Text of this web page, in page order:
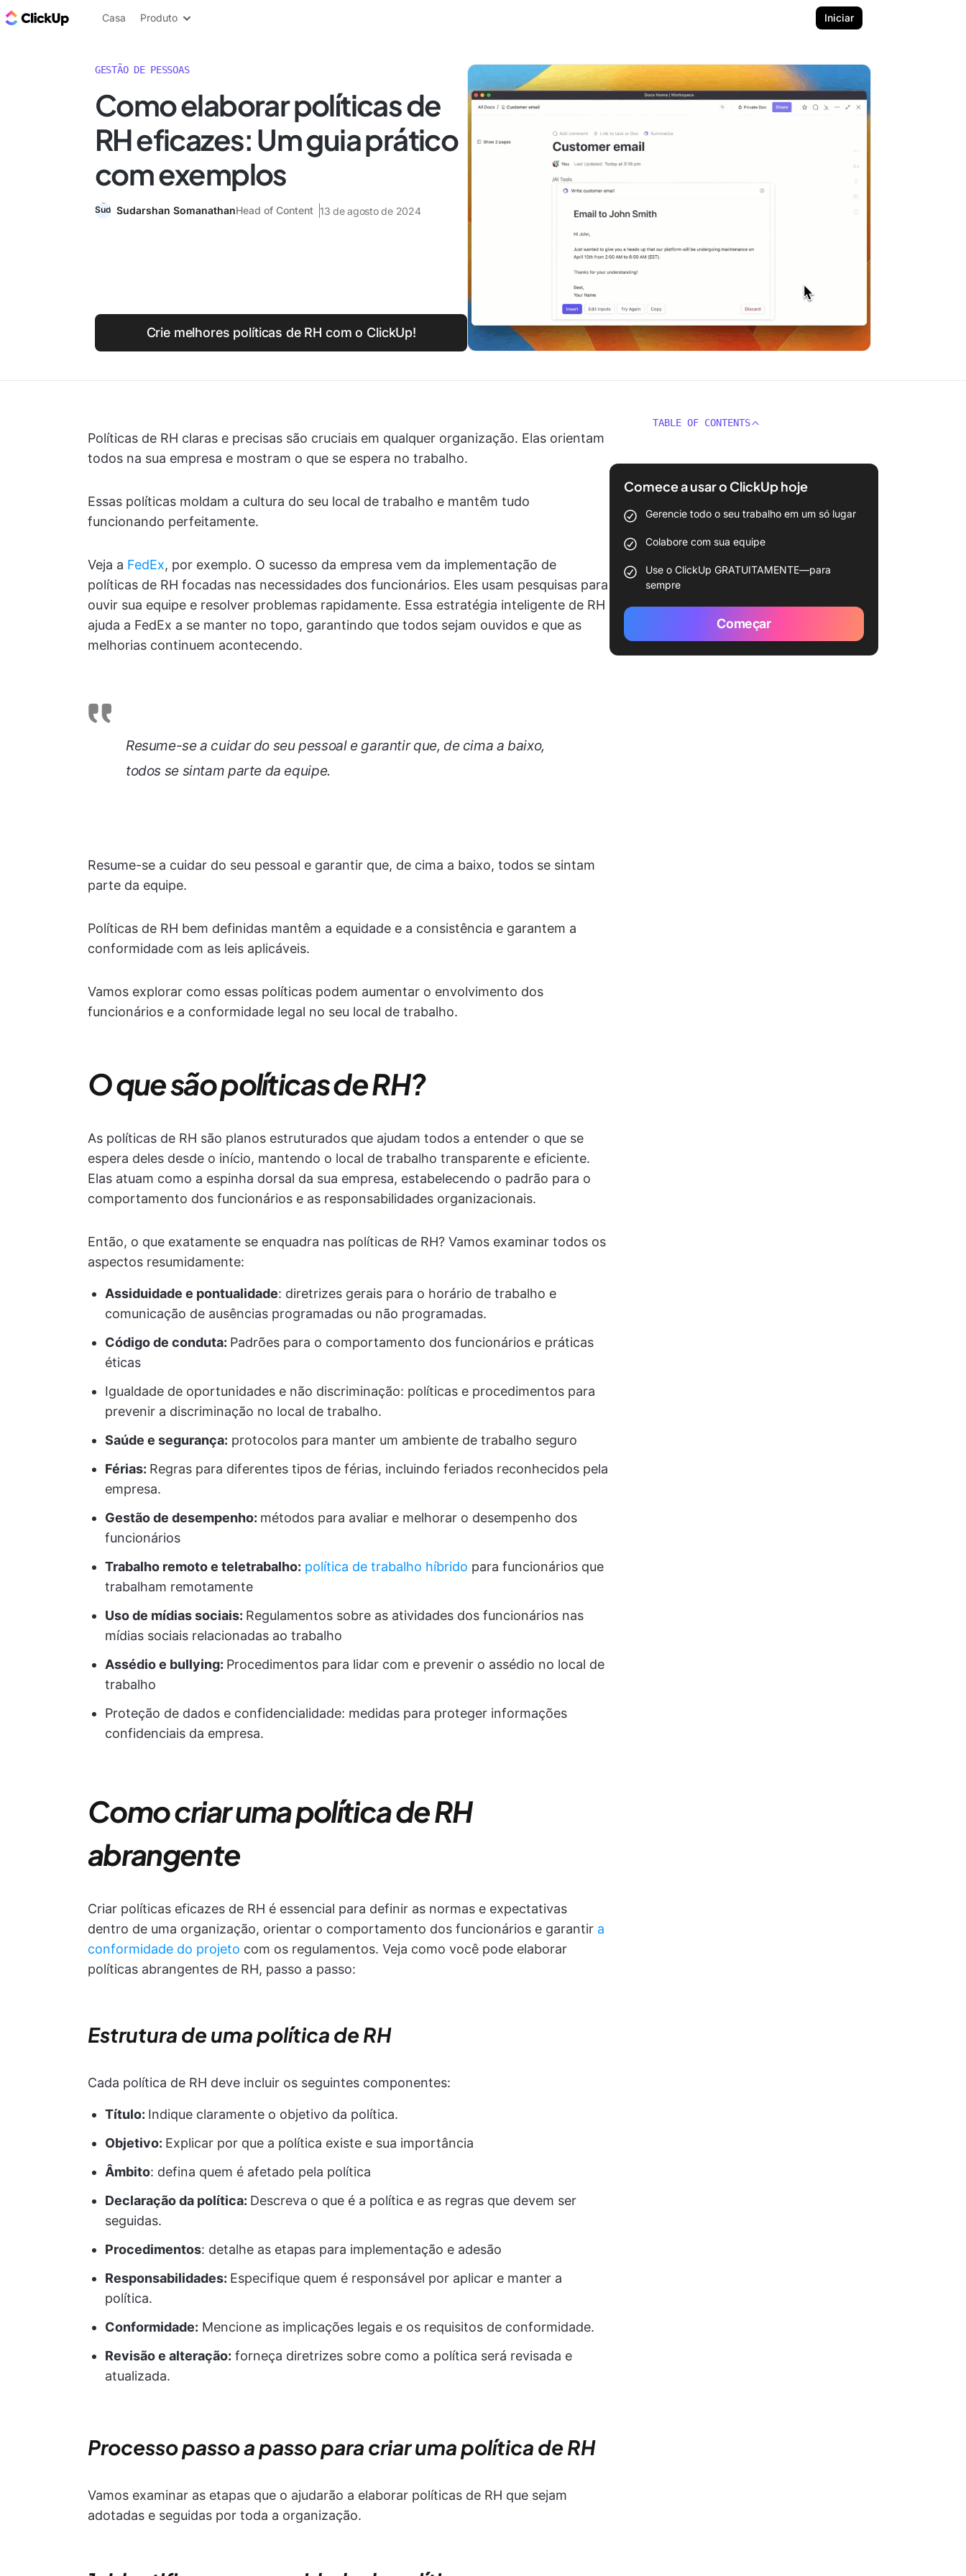
ClickUp Blogue
Casa Produto Iniciar
GESTÃO DE PESSOAS
Como elaborar políticas de
RH eficazes: Um guia prático
com exemplos
Sudarshan SomanathanHead of Content 13 de agosto de 2024
Crie melhores políticas de RH com o ClickUp!
Políticas de RH claras e precisas são cruciais em qualquer organização. Elas orientam
todos na sua empresa e mostram o que se espera no trabalho.
Essas políticas moldam a cultura do seu local de trabalho e mantêm tudo
funcionando perfeitamente.
Veja a FedEx, por exemplo. O sucesso da empresa vem da implementação de
políticas de RH focadas nas necessidades dos funcionários. Eles usam pesquisas para
ouvir sua equipe e resolver problemas rapidamente. Essa estratégia inteligente de RH
ajuda a FedEx a se manter no topo, garantindo que todos sejam ouvidos e que as
melhorias continuem acontecendo.
Resume-se a cuidar do seu pessoal e garantir que, de cima a baixo,
todos se sintam parte da equipe.
Resume-se a cuidar do seu pessoal e garantir que, de cima a baixo, todos se sintam
parte da equipe.
Políticas de RH bem definidas mantêm a equidade e a consistência e garantem a
conformidade com as leis aplicáveis.
Vamos explorar como essas políticas podem aumentar o envolvimento dos
funcionários e a conformidade legal no seu local de trabalho.
O que são políticas de RH?
As políticas de RH são planos estruturados que ajudam todos a entender o que se
espera deles desde o início, mantendo o local de trabalho transparente e eficiente.
Elas atuam como a espinha dorsal da sua empresa, estabelecendo o padrão para o
comportamento dos funcionários e as responsabilidades organizacionais.
Então, o que exatamente se enquadra nas políticas de RH? Vamos examinar todos os
aspectos resumidamente:
Assiduidade e pontualidade: diretrizes gerais para o horário de trabalho e
comunicação de ausências programadas ou não programadas.
Código de conduta: Padrões para o comportamento dos funcionários e práticas
éticas
Igualdade de oportunidades e não discriminação: políticas e procedimentos para
prevenir a discriminação no local de trabalho.
Saúde e segurança: protocolos para manter um ambiente de trabalho seguro
Férias: Regras para diferentes tipos de férias, incluindo feriados reconhecidos pela
empresa.
Gestão de desempenho: métodos para avaliar e melhorar o desempenho dos
funcionários
Trabalho remoto e teletrabalho: política de trabalho híbrido para funcionários que
trabalham remotamente
Uso de mídias sociais: Regulamentos sobre as atividades dos funcionários nas
mídias sociais relacionadas ao trabalho
Assédio e bullying: Procedimentos para lidar com e prevenir o assédio no local de
trabalho
Proteção de dados e confidencialidade: medidas para proteger informações
confidenciais da empresa.
Como criar uma política de RH
abrangente
Criar políticas eficazes de RH é essencial para definir as normas e expectativas
dentro de uma organização, orientar o comportamento dos funcionários e garantir a
conformidade do projeto com os regulamentos. Veja como você pode elaborar
políticas abrangentes de RH, passo a passo:
Estrutura de uma política de RH
Cada política de RH deve incluir os seguintes componentes:
Título: Indique claramente o objetivo da política.
Objetivo: Explicar por que a política existe e sua importância
Âmbito: defina quem é afetado pela política
Declaração da política: Descreva o que é a política e as regras que devem ser
seguidas.
Procedimentos: detalhe as etapas para implementação e adesão
Responsabilidades: Especifique quem é responsável por aplicar e manter a
política.
Conformidade: Mencione as implicações legais e os requisitos de conformidade.
Revisão e alteração: forneça diretrizes sobre como a política será revisada e
atualizada.
Processo passo a passo para criar uma política de RH
Vamos examinar as etapas que o ajudarão a elaborar políticas de RH que sejam
adotadas e seguidas por toda a organização.
TABLE OF CONTENTS
Comece a usar o ClickUp hoje
Gerencie todo o seu trabalho em um só lugar
Colabore com sua equipe
Use o ClickUp GRATUITAMENTE—para
sempre
Começar